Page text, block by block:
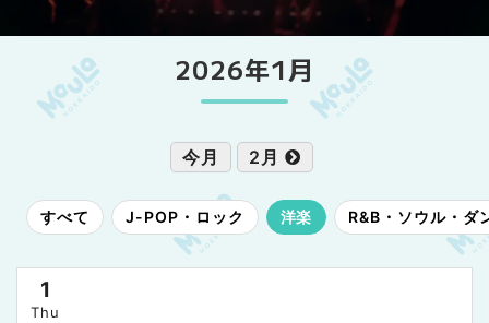
2026年1月
今月 2月
すべて J-POP・ロック 洋楽 R&B・ソウル・ダ
1
Thu